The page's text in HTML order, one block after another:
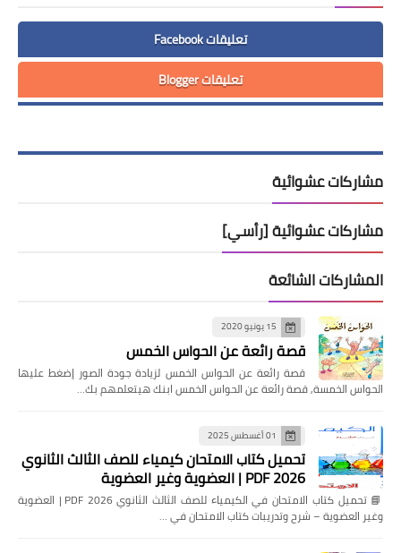
تعليقات Facebook
تعليقات Blogger
مشاركات عشوائية
مشاركات عشوائية [رأسي]
المشاركات الشائعة
15 يونيو 2020
قصة رائعة عن الحواس الخمس
قصة رائعة عن الحواس الخمس لزيادة جودة الصور إضغط عليها
الحواس الخمسة, قصة رائعة عن الحواس الخمس ابنك هيتعلمهم بك…
01 أغسطس 2025
تحميل كتاب الامتحان كيمياء للصف الثالث الثانوي
2026 PDF | العضوية وغير العضوية
📘 تحميل كتاب الامتحان في الكيمياء للصف الثالث الثانوي 2026 PDF | العضوية
وغير العضوية – شرح وتدريبات كتاب الامتحان في …